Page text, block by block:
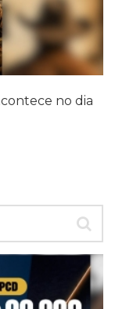
no dia